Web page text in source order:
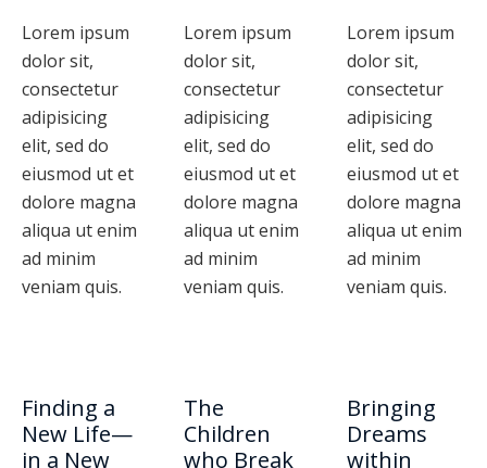
Lorem ipsum
dolor sit,
consectetur
adipisicing
elit, sed do
eiusmod ut et
dolore magna
aliqua ut enim
ad minim
veniam quis.
Lorem ipsum
dolor sit,
consectetur
adipisicing
elit, sed do
eiusmod ut et
dolore magna
aliqua ut enim
ad minim
veniam quis.
Lorem ipsum
dolor sit,
consectetur
adipisicing
elit, sed do
eiusmod ut et
dolore magna
aliqua ut enim
ad minim
veniam quis.
Finding a
New Life—
in a New
The
Children
who Break
Bringing
Dreams
within